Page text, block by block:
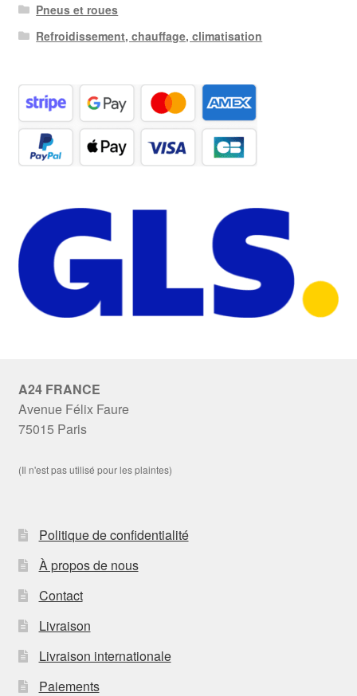
Pneus et roues
Refroidissement, chauffage, climatisation
A24 FRANCE
Avenue Félix Faure
75015 Paris
(Il n'est pas utilisé pour les plaintes)
Politique de confidentialité
À propos de nous
Contact
Livraison
Livraison internationale
Paiements